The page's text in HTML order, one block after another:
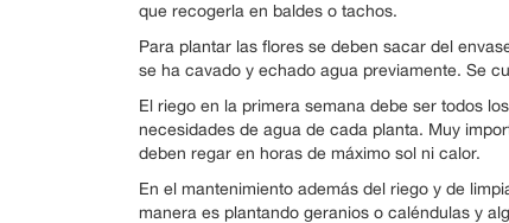
que recogerla en baldes o tachos.
Para plantar las flores se deben sacar del
se ha cavado y echado agua previamente. Se
El riego en la primera semana debe ser todos
necesidades de agua de cada planta. Muy
deben regar en horas de máximo sol ni calor.
En el mantenimiento además del riego y de
manera es plantando geranios o caléndulas y